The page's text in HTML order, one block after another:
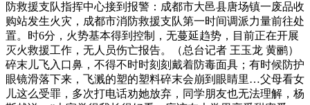
防救援支队指挥中心接到报警：成都市大邑县唐场镇一废品收
购站发生火灾，成都市消防救援支队第一时间调派力量前往处
置。时6分，火势基本得到控制，无蔓延趋势，目前正在开展
灭火救援工作，无人员伤亡报告。（总台记者 王玉龙 黄鹂）
碎末儿飞入口鼻，不得不时时刻刻戴着防毒面具；有时候防护
眼镜滑落下来，飞溅的塑的塑料碎末会崩到眼睛里…父母看女
儿这么受罪，多次打电话劝她放弃，同学朋友也无法理解，杨